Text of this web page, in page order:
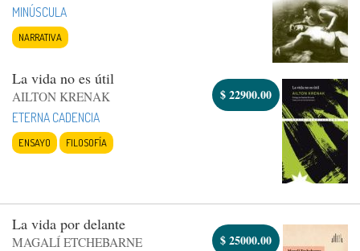
MINÚSCULA
NARRATIVA
La vida no es útil
AILTON KRENAK
ETERNA CADENCIA
ENSAYO FILOSOFÍA
$22900.00
La vida por delante
MAGALÍ ETCHEBARNE
$25000.00